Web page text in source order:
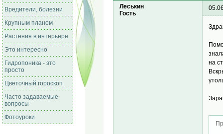
Вредители, болезни
Крупным планом
Растения в интерьере
Это интересно
Гидропоника - это
просто
Цветочный гороскоп
Часто задаваемые
вопросы
Фотоуроки
Леськин
Гость
на